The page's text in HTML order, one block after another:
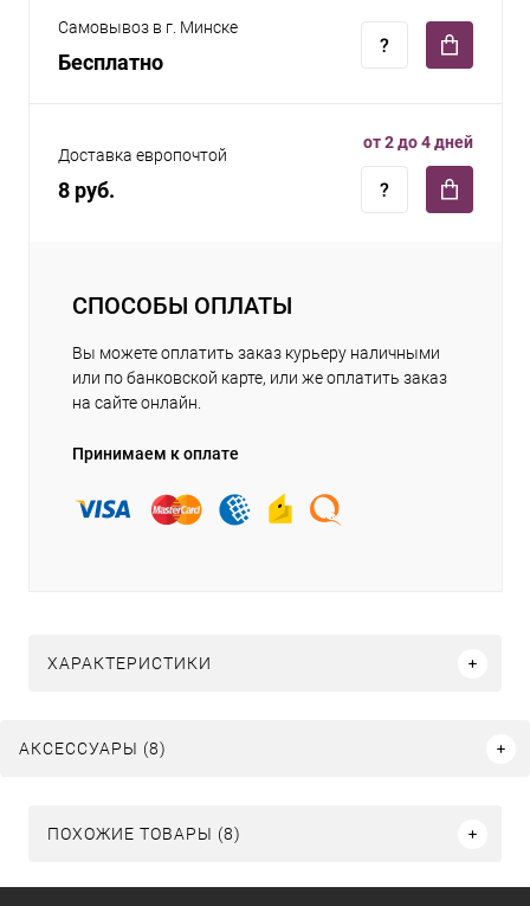
Самовывоз в г. Минске
Бесплатно
Доставка европочтой
8 руб.
от 2 до 4 дней
СПОСОБЫ ОПЛАТЫ
Вы можете оплатить заказ курьеру наличными
или по банковской карте, или же оплатить заказ
на сайте онлайн.
Принимаем к оплате
ХАРАКТЕРИСТИКИ
АКСЕССУАРЫ (8)
ПОХОЖИЕ ТОВАРЫ (8)